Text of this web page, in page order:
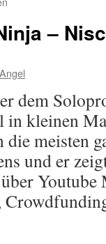
–
dem
in kleinen
meisten
und er